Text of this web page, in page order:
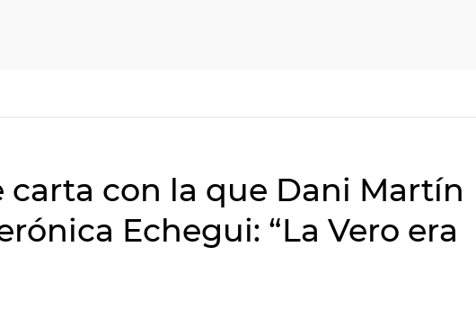
carta con la que Dani Martín
Echegui: “La Vero era